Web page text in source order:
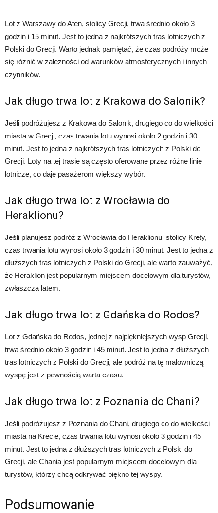
Lot z Warszawy do Aten, stolicy Grecji, trwa średnio około 3
godzin i 15 minut. Jest to jedna z najkrótszych tras lotniczych z
Polski do Grecji. Warto jednak pamiętać, że czas podróży może
się różnić w zależności od warunków atmosferycznych i innych
czynników.
Jak długo trwa lot z Krakowa do Salonik?
Jeśli podróżujesz z Krakowa do Salonik, drugiego co do wielkości
miasta w Grecji, czas trwania lotu wynosi około 2 godzin i 30
minut. Jest to jedna z najkrótszych tras lotniczych z Polski do
Grecji. Loty na tej trasie są często oferowane przez różne linie
lotnicze, co daje pasażerom większy wybór.
Jak długo trwa lot z Wrocławia do
Heraklionu?
Jeśli planujesz podróż z Wrocławia do Heraklionu, stolicy Krety,
czas trwania lotu wynosi około 3 godzin i 30 minut. Jest to jedna z
dłuższych tras lotniczych z Polski do Grecji, ale warto zauważyć,
że Heraklion jest popularnym miejscem docelowym dla turystów,
zwłaszcza latem.
Jak długo trwa lot z Gdańska do Rodos?
Lot z Gdańska do Rodos, jednej z najpiękniejszych wysp Grecji,
trwa średnio około 3 godzin i 45 minut. Jest to jedna z dłuższych
tras lotniczych z Polski do Grecji, ale podróż na tę malowniczą
wyspę jest z pewnością warta czasu.
Jak długo trwa lot z Poznania do Chani?
Jeśli podróżujesz z Poznania do Chani, drugiego co do wielkości
miasta na Krecie, czas trwania lotu wynosi około 3 godzin i 45
minut. Jest to jedna z dłuższych tras lotniczych z Polski do
Grecji, ale Chania jest popularnym miejscem docelowym dla
turystów, którzy chcą odkrywać piękno tej wyspy.
Podsumowanie